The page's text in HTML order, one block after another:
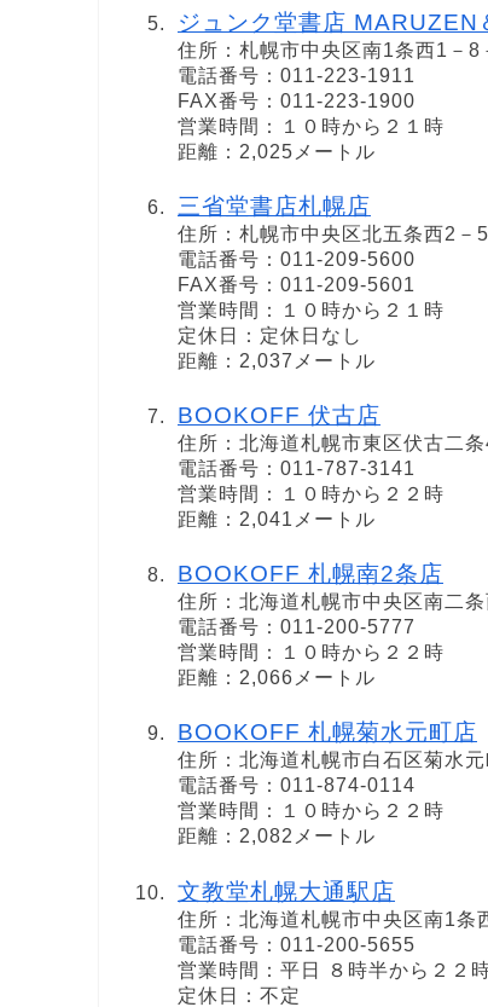
ジュンク堂書店 MARUZEN
住所：札幌市中央区南1条西1－8
電話番号：011-223-1911
FAX番号：011-223-1900
営業時間：１０時から２１時
距離：2,025メートル
三省堂書店札幌店
住所：札幌市中央区北五条西2－5
電話番号：011-209-5600
FAX番号：011-209-5601
営業時間：１０時から２１時
定休日：定休日なし
距離：2,037メートル
BOOKOFF 伏古店
住所：北海道札幌市東区伏古二
電話番号：011-787-3141
営業時間：１０時から２２時
距離：2,041メートル
BOOKOFF 札幌南2条店
住所：北海道札幌市中央区南二
電話番号：011-200-5777
営業時間：１０時から２２時
距離：2,066メートル
BOOKOFF 札幌菊水元町店
住所：北海道札幌市白石区菊水
電話番号：011-874-0114
営業時間：１０時から２２時
距離：2,082メートル
文教堂札幌大通駅店
住所：北海道札幌市中央区南1条
電話番号：011-200-5655
営業時間：平日 ８時半から２２
定休日：不定